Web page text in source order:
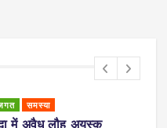
शक्ति ही झारखंड के